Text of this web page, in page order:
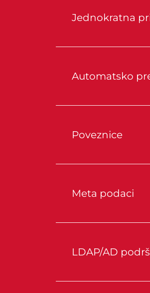
Jednokratna
Automatsko
Poveznice
Meta podaci
LDAP/AD